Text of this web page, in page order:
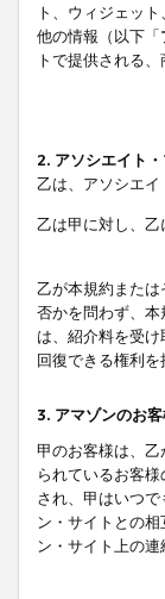
ト、ウィジェッ
他の情報（以下「
トで提供される
2. アソシエイト
乙は、アソシエ
乙は甲に対し、
乙が本規約また
否かを問わず、
は、紹介料を受
回復できる権利を
3. アマゾンのお
甲のお客様は、
られているお客
され、甲はいつ
ン・サイトとの
ン・サイト上の